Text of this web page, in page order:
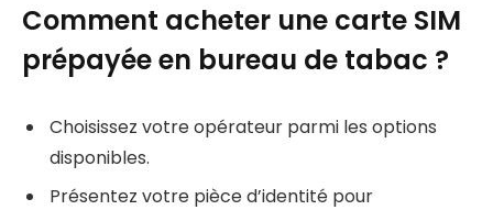
Comment acheter une carte SIM
prépayée en bureau de tabac ?
Choisissez votre opérateur parmi les options
disponibles.
Présentez votre pièce d’identité pour